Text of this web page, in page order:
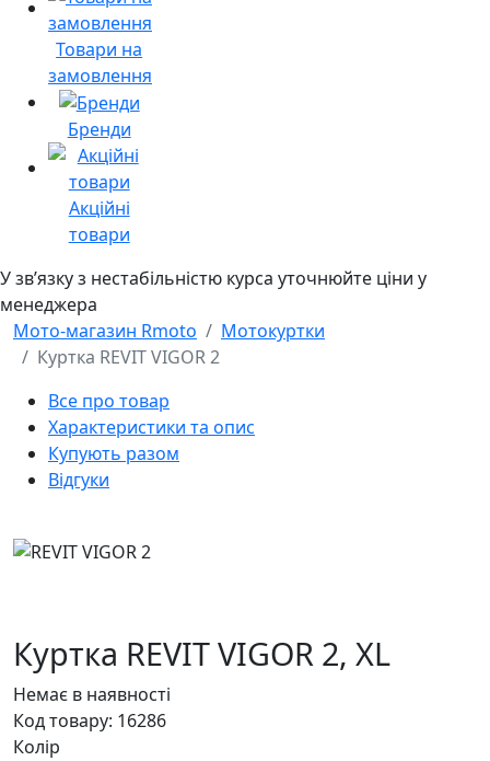
Товари на
замовлення
Бренди
Акційні
товари
У звʼязку з нестабільністю курса уточнюйте ціни у
менеджера
Мото-магазин Rmoto
Мотокуртки
Куртка REVIT VIGOR 2
Все про товар
Характеристики та опис
Купують разом
Відгуки
Куртка REVIT VIGOR 2, XL
Немає в наявності
Код товару: 16286
Колір